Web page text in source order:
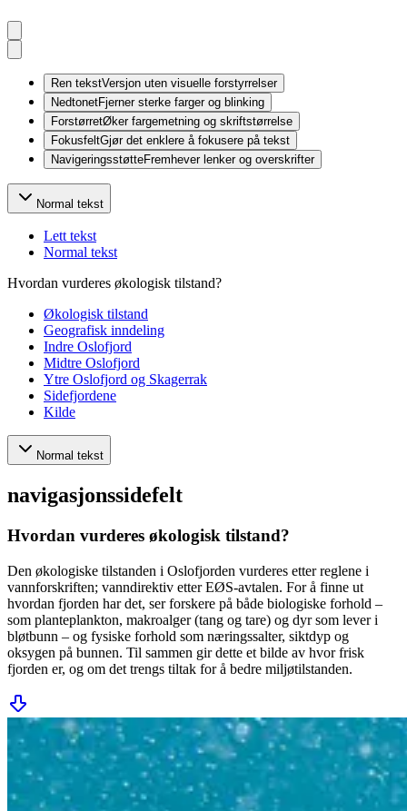
Ren tekstVersjon uten visuelle forstyrrelser
NedtonetFjerner sterke farger og blinking
ForstørretØker fargemetning og skriftstørrelse
FokusfeltGjør det enklere å fokusere på tekst
NavigeringsstøtteFremhever lenker og overskrifter
Normal tekst
Lett tekst
Normal tekst
Hvordan vurderes økologisk tilstand?
Økologisk tilstand
Geografisk inndeling
Indre Oslofjord
Midtre Oslofjord
Ytre Oslofjord og Skagerrak
Sidefjordene
Kilde
Normal tekst
navigasjonssidefelt
Hvordan vurderes økologisk tilstand?
Den økologiske tilstanden i Oslofjorden vurderes etter reglene i
vannforskriften; vanndirektiv etter EØS-avtalen. For å finne ut
hvordan fjorden har det, ser forskere på både biologiske forhold –
som planteplankton, makroalger (tang og tare) og dyr som lever i
bløtbunn – og fysiske forhold som næringssalter, siktdyp og
oksygen på bunnen. Til sammen gir dette et bilde av hvor frisk
fjorden er, og om det trengs tiltak for å bedre miljøtilstanden.